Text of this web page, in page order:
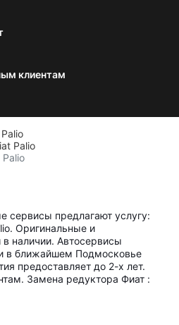
клиентам
Palio
сервисы предлагают услугу:
Оригинальные и
в наличии. Автосервисы
в ближайшем Подмосковье
предоставляет до 2-х лет.
Замена редуктора Фиат :